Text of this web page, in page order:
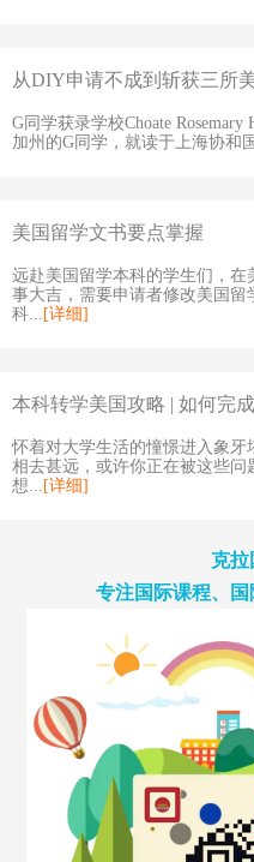
从DIY申请不成到斩获三所
G同学获录学校Choate
加州的G同学，就读于上海协和
美国留学文书要点掌握
远赴美国留学本科的学生们，
事大吉，需要申请者修改美国
科... [详细]
本科转学美国攻略 | 如何完
怀着对大学生活的憧憬进入象
相去甚远，或许你正在被这些
想... [详细]
克拉
专注国际课程、